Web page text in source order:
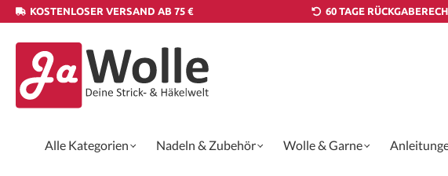
KOSTENLOSER VERSAND AB 75 € 60 TAGE
Alle Kategorien Nadeln & Zubehör Wolle & Garne